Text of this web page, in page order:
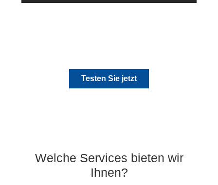
Testen Sie jetzt
Welche Services bieten wir
Ihnen?